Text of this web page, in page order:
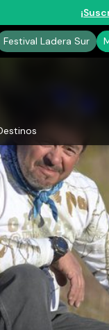
Festival Ladera Sur